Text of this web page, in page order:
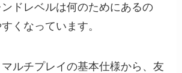
ドレベルは何のためにあるの
くなっています。
ルチプレイの基本仕様から、友